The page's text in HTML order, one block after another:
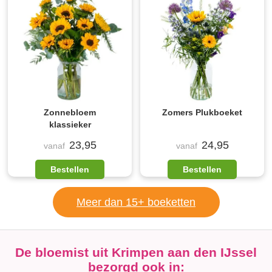
Zonnebloem
klassieker
vanaf 23,95
Bestellen
Zomers Plukboeket
vanaf 24,95
Bestellen
Meer dan 15+ boeketten
De bloemist uit Krimpen aan den IJssel
bezorgd ook in: